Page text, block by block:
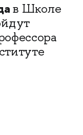
в Школе